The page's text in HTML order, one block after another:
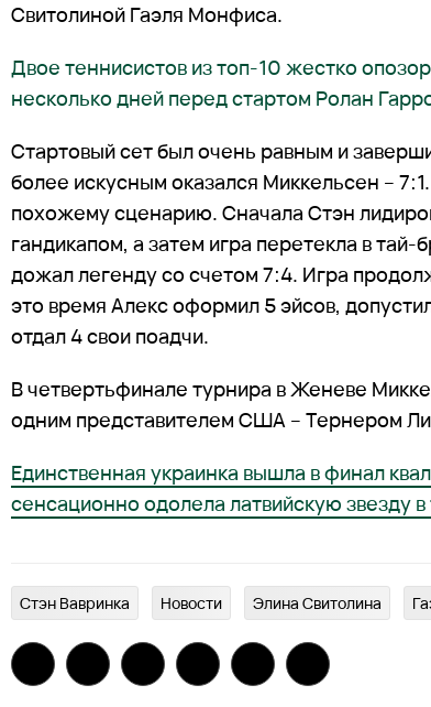
Свитолиной Гаэля Монфиса.
Двое теннисистов из топ-10 жестко
несколько дней перед стартом Ролан
Стартовый сет был очень равным и
более искусным оказался Миккельсен –
похожему сценарию. Сначала Стэн
гандикапом, а затем игра перетекла в
дожал легенду со счетом 7:4. Игра
это время Алекс оформил 5 эйсов,
отдал 4 свои поадчи.
В четвертьфинале турнира в Женеве
одним представителем США – Тернером
Единственная украинка вышла в финал
сенсационно одолела латвийскую звезду
Стэн Вавринка Новости Элина Свитолина